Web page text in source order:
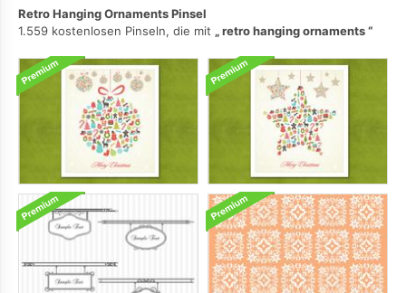
Retro Hanging Ornaments Pinsel
1.559 kostenlosen Pinseln, die mit
retro hanging ornaments